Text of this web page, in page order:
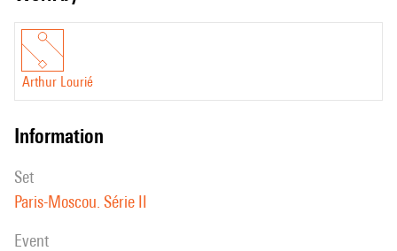
Arthur Lourié
information
set
Paris-Moscou. Série II
event